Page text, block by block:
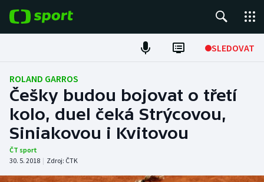
SLEDOVAT
Fotbal
Hokej
Tenis
Atletika
ROLAND GARROS
Češky budou bojovat o třetí
kolo, duel čeká Strýcovou,
Siniakovou i Kvitovou
ČT sport
30. 5. 2018 | Zdroj: ČTK